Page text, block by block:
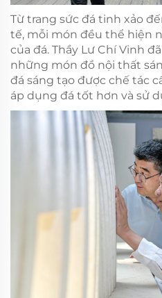
Từ trang sức đá tinh xảo
tế, mỗi món đều thể hiện
của đá. Thầy Lư Chí Vinh
những món đồ nội thất
đá sáng tạo được chế tác
áp dụng đá tốt hơn và sử